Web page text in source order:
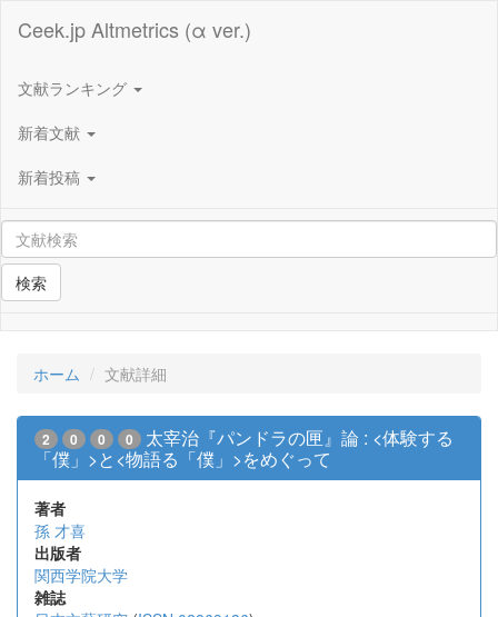
Ceek.jp Altmetrics (α ver.)
文献ランキング
新着文献
新着投稿
検索
ホーム 文献詳細
2 0 0 0
太宰治『パンドラの匣』論 : <体験する
「僕」>と<物語る「僕」>をめぐって
著者
孫 才喜
出版者
関西学院大学
雑誌